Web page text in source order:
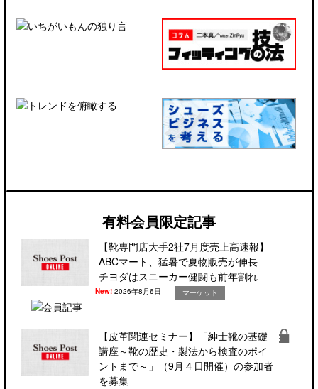
有料会員限定記事
【靴専門店大手2社7月度売上高速報】
ABCマート、猛暑で夏物販売が伸長
チヨダはスニーカー健闘も前年割れ
New!2026年8月6日 マーケット
【皮革関連セミナー】「紳士靴の基礎
講座～靴の歴史・製法から検査のポイ
ントまで～」（9月４日開催）の参加者
を募集